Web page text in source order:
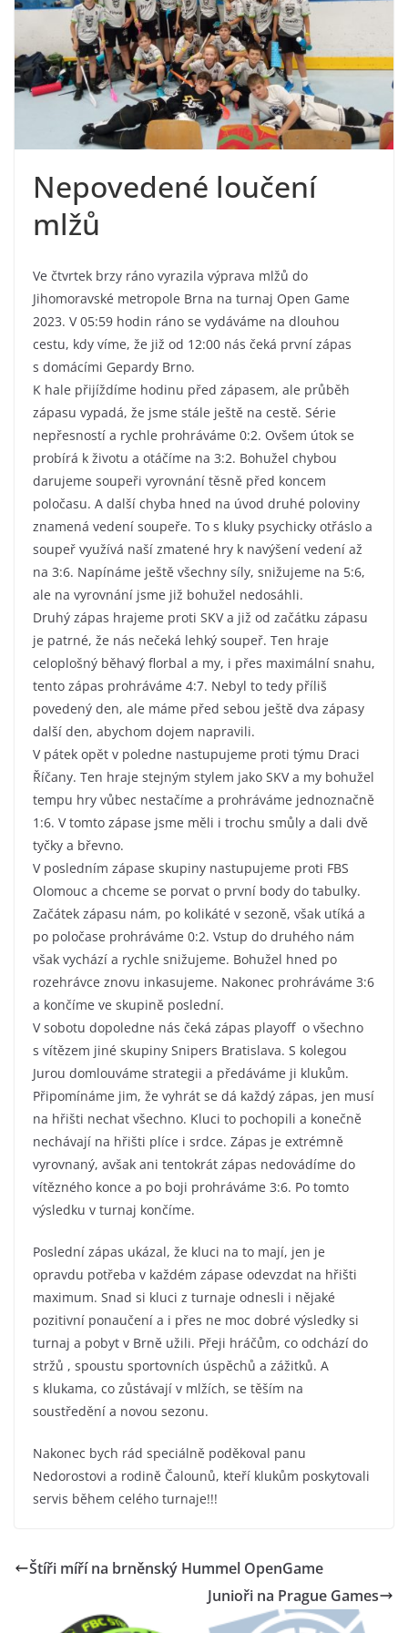
Nepovedené loučení
mlžů
Ve čtvrtek brzy ráno vyrazila výprava mlžů do
Jihomoravské metropole Brna na turnaj Open Game
2023. V 05:59 hodin ráno se vydáváme na dlouhou
cestu, kdy víme, že již od 12:00 nás čeká první zápas
s domácími Gepardy Brno.
K hale přijíždíme hodinu před zápasem, ale průběh
zápasu vypadá, že jsme stále ještě na cestě. Série
nepřesností a rychle prohráváme 0:2. Ovšem útok se
probírá k životu a otáčíme na 3:2. Bohužel chybou
darujeme soupeři vyrovnání těsně před koncem
poločasu. A další chyba hned na úvod druhé poloviny
znamená vedení soupeře. To s kluky psychicky otřáslo a
soupeř využívá naší zmatené hry k navýšení vedení až
na 3:6. Napínáme ještě všechny síly, snižujeme na 5:6,
ale na vyrovnání jsme již bohužel nedosáhli.
Druhý zápas hrajeme proti SKV a již od začátku zápasu
je patrné, že nás nečeká lehký soupeř. Ten hraje
celoplošný běhavý florbal a my, i přes maximální snahu,
tento zápas prohráváme 4:7. Nebyl to tedy příliš
povedený den, ale máme před sebou ještě dva zápasy
další den, abychom dojem napravili.
V pátek opět v poledne nastupujeme proti týmu Draci
Říčany. Ten hraje stejným stylem jako SKV a my bohužel
tempu hry vůbec nestačíme a prohráváme jednoznačně
1:6. V tomto zápase jsme měli i trochu smůly a dali dvě
tyčky a břevno.
V posledním zápase skupiny nastupujeme proti FBS
Olomouc a chceme se porvat o první body do tabulky.
Začátek zápasu nám, po kolikáté v sezoně, však utíká a
po poločase prohráváme 0:2. Vstup do druhého nám
však vychází a rychle snižujeme. Bohužel hned po
rozehrávce znovu inkasujeme. Nakonec prohráváme 3:6
a končíme ve skupině poslední.
V sobotu dopoledne nás čeká zápas playoff o všechno
s vítězem jiné skupiny Snipers Bratislava. S kolegou
Jurou domlouváme strategii a předáváme ji klukům.
Připomínáme jim, že vyhrát se dá každý zápas, jen musí
na hřišti nechat všechno. Kluci to pochopili a konečně
nechávají na hřišti plíce i srdce. Zápas je extrémně
vyrovnaný, avšak ani tentokrát zápas nedovádíme do
vítězného konce a po boji prohráváme 3:6. Po tomto
výsledku v turnaj končíme.
Poslední zápas ukázal, že kluci na to mají, jen je
opravdu potřeba v každém zápase odevzdat na hřišti
maximum. Snad si kluci z turnaje odnesli i nějaké
pozitivní ponaučení a i přes ne moc dobré výsledky si
turnaj a pobyt v Brně užili. Přeji hráčům, co odchází do
stržů , spoustu sportovních úspěchů a zážitků. A
s klukama, co zůstávají v mlžích, se těším na
soustředění a novou sezonu.
Nakonec bych rád speciálně poděkoval panu
Nedorostovi a rodině Čalounů, kteří klukům poskytovali
servis během celého turnaje!!!
Štíři míří na brněnský Hummel OpenGame
Junioři na Prague Games